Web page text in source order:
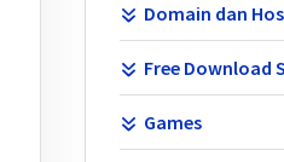
Domain dan
Free Download
Games